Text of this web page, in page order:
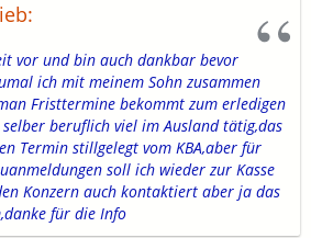
vor und bin auch dankbar bevor
ich mit meinem Sohn zusammen
Fristtermine bekommt zum erledigen
beruflich viel im Ausland tätig,das
Termin stillgelegt vom KBA,aber für
soll ich wieder zur Kasse
Konzern auch kontaktiert aber ja das
für die Info